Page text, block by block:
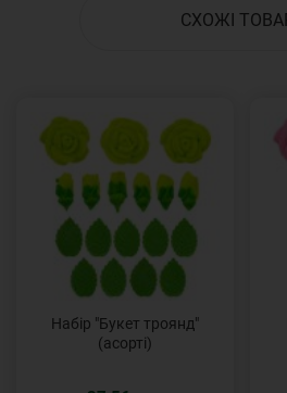
СХОЖІ
Набір "Букет троянд"
(асорті)